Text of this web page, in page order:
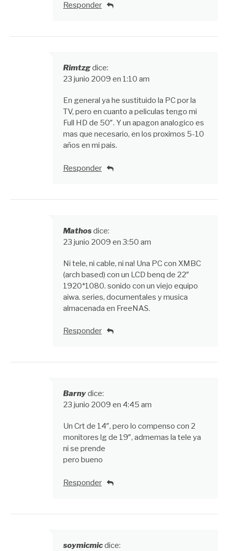
Responder
Rimtzgdice:
23 junio 2009 en 1:10 am
En general ya he sustituido la PC por la
TV, pero en cuanto a peliculas tengo mi
Full HD de 50″. Y un apagon analogico es
mas que necesario, en los proximos 5-10
años en mi pais.
Responder
Mathosdice:
23 junio 2009 en 3:50 am
Ni tele, ni cable, ni na! Una PC con XMBC
(arch based) con un LCD benq de 22″
1920*1080. sonido con un viejo equipo
aiwa. series, documentales y musica
almacenada en FreeNAS.
Responder
Barnydice:
23 junio 2009 en 4:45 am
Un Crt de 14″, pero lo compenso con 2
monitores lg de 19″, admemas la tele ya
ni se prende
pero bueno
Responder
soymicmicdice: